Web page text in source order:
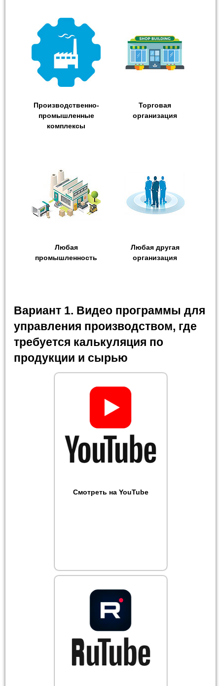
Производственно-
промышленные
комплексы
Торговая
организация
Любая
промышленность
Любая другая
организация
Вариант 1. Видео программы для
управления производством, где
требуется калькуляция по
продукции и сырью
Смотреть на YouTube